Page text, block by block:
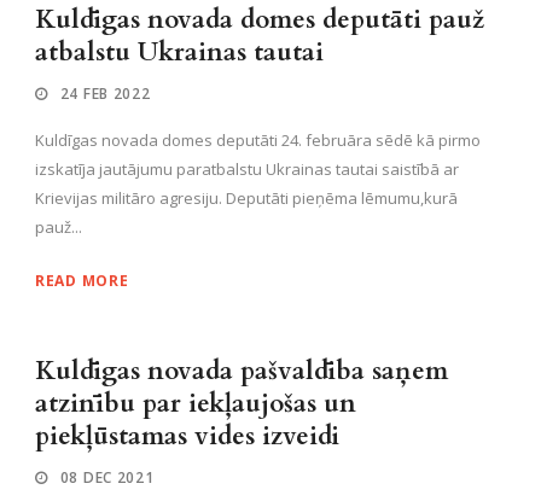
Kuldīgas novada domes deputāti pauž
atbalstu Ukrainas tautai
24 FEB 2022
Kuldīgas novada domes deputāti 24. februāra sēdē kā pirmo
izskatīja jautājumu paratbalstu Ukrainas tautai saistībā ar
Krievijas militāro agresiju. Deputāti pieņēma lēmumu,kurā
pauž...
READ MORE
Kuldīgas novada pašvaldība saņem
atzinību par iekļaujošas un
piekļūstamas vides izveidi
08 DEC 2021